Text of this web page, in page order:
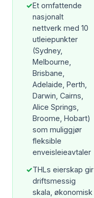
✓Et omfattende
nasjonalt
nettverk med 10
utleiepunkter
(Sydney,
Melbourne,
Brisbane,
Adelaide, Perth,
Darwin, Cairns,
Alice Springs,
Broome, Hobart)
som muliggjør
fleksible
enveisleieavtaler
✓THLs eierskap gir
driftsmessig
skala, økonomisk